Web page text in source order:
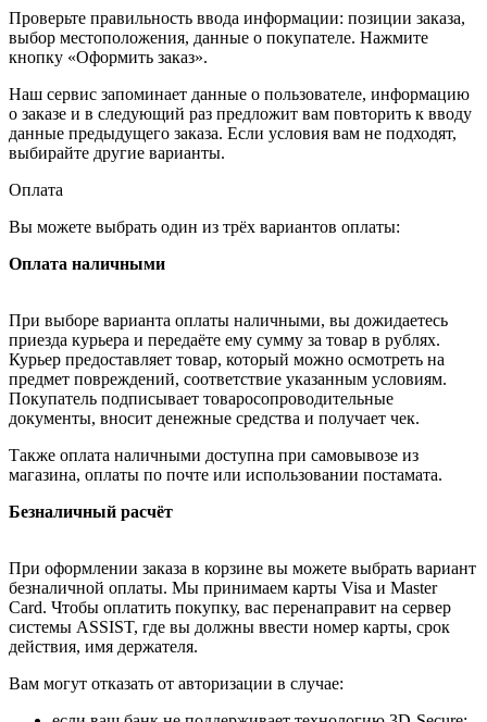
Проверьте правильность ввода информации: позиции заказа,
выбор местоположения, данные о покупателе. Нажмите
кнопку «Оформить заказ».
Наш сервис запоминает данные о пользователе, информацию
о заказе и в следующий раз предложит вам повторить к вводу
данные предыдущего заказа. Если условия вам не подходят,
выбирайте другие варианты.
Оплата
Вы можете выбрать один из трёх вариантов оплаты:
Оплата наличными
При выборе варианта оплаты наличными, вы дожидаетесь
приезда курьера и передаёте ему сумму за товар в рублях.
Курьер предоставляет товар, который можно осмотреть на
предмет повреждений, соответствие указанным условиям.
Покупатель подписывает товаросопроводительные
документы, вносит денежные средства и получает чек.
Также оплата наличными доступна при самовывозе из
магазина, оплаты по почте или использовании постамата.
Безналичный расчёт
При оформлении заказа в корзине вы можете выбрать вариант
безналичной оплаты. Мы принимаем карты Visa и Master
Card. Чтобы оплатить покупку, вас перенаправит на сервер
системы ASSIST, где вы должны ввести номер карты, срок
действия, имя держателя.
Вам могут отказать от авторизации в случае: